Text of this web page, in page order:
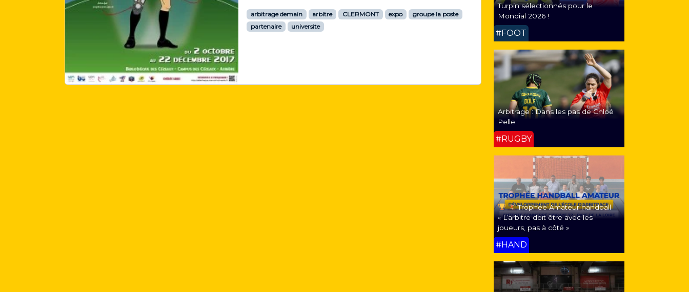
arbitrage demain arbitre CLERMONT expo
groupe la poste
partenaire
universite
Turpin sélectionnés pour le
Mondial 2026 !
#FOOT
Arbitrage : Dans les pas de Chloé
Pelle
#RUGBY
Trophée Amateur handball
« L’arbitre doit être avec les
joueurs, pas à côté »
#HAND